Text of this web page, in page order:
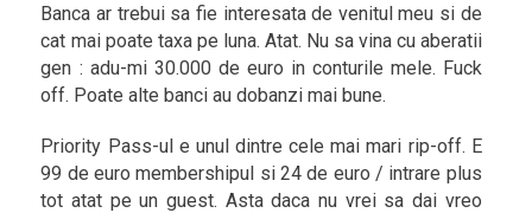
Banca ar trebui sa fie interesata de venitul meu si de
cat mai poate taxa pe luna. Atat. Nu sa vina cu aberatii
gen : adu-mi 30.000 de euro in conturile mele. Fuck
off. Poate alte banci au dobanzi mai bune.
Priority Pass-ul e unul dintre cele mai mari rip-off. E
99 de euro membershipul si 24 de euro / intrare plus
tot atat pe un guest. Asta daca nu vrei sa dai vreo